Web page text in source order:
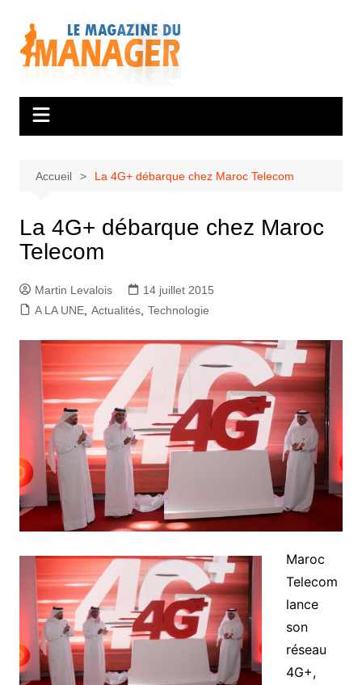
contenu
Accueil La 4G+ débarque chez Maroc Telecom
La 4G+ débarque chez Maroc
Telecom
Martin Levalois
14 juillet 2015
A LA UNE, Actualités, Technologie
Maroc
Telecom
lance
son
réseau
4G+,